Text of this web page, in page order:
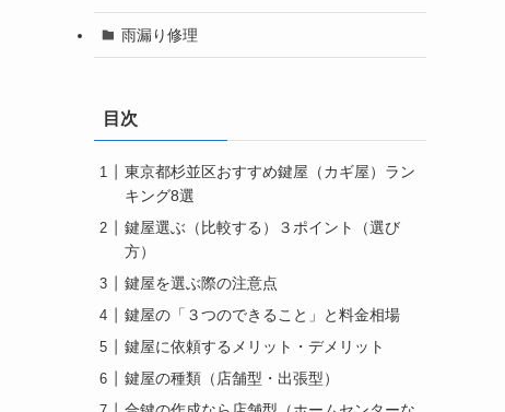
雨漏り修理
目次
東京都杉並区おすすめ鍵屋（カギ屋）ラン
キング8選
鍵屋選ぶ（比較する）３ポイント（選び
方）
鍵屋を選ぶ際の注意点
鍵屋の「３つのできること」と料金相場
鍵屋に依頼するメリット・デメリット
鍵屋の種類（店舗型・出張型）